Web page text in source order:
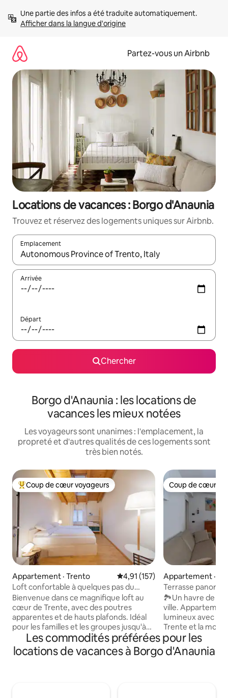
directement
Afficher dans la langue d'origine
Partez-vous un Airbnb
Locations de vacances : Borgo d'Anaunia
Trouvez et réservez des logements uniques sur Airbnb.
Emplacement
Quand les résultats sont affichés, parcourez-les en utilisant
Arrivée
Départ
Chercher
Borgo d'Anaunia : les locations de
vacances les mieux notées
Les voyageurs sont unanimes : l'emplacement, la
propreté et d'autres qualités de ces logements sont
très bien notés.
Coup de cœur voyageurs parmi les plus aimés
Coup de cœur voyageurs
Appartement · Trento Note moyenne de 4,91 sur 5,
4,91 (157)
Loft confortable à quelques pas du
Duomo – Le Bleu
Bienvenue dans ce magnifique loft au
cœur de Trente, avec des poutres
apparentes et de hauts plafonds. Idéal
pour les familles et les groupes jusqu'à
6 personnes. À deux pas des sentiers
des Dolomites, des pistes cyclables de
l'Adige et des principales attractions
Coup de cœur
Coup de cœur
Appartement ·
Terrasse
stationnements
🏞️Un havre de
ville.
lumineux avec
Trente et la
groupes et les
accessible en 15
5 minutes en
Les commodités préférées pour les
locations de vacances à Borgo d'Anaunia